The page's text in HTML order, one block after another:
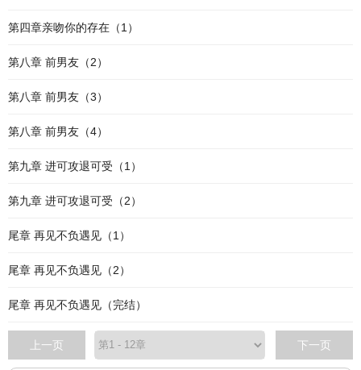
第四章亲吻你的存在（1）
第八章 前男友（2）
第八章 前男友（3）
第八章 前男友（4）
第九章 进可攻退可受（1）
第九章 进可攻退可受（2）
尾章 再见不负遇见（1）
尾章 再见不负遇见（2）
尾章 再见不负遇见（完结）
上一页 下一页